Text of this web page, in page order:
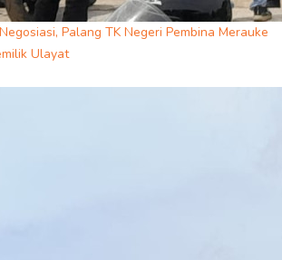
Palang TK Negeri Pembina Merauke
Ulayat